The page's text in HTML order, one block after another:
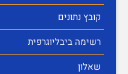
קובץ נתונים
רשימה ביבליוגרפית
שאלון